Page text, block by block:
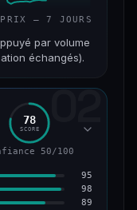
PRIX — 7 JOURS
par volume
échangés).
24 H
J
%
02
78
SCORE
50/100
95
98
89